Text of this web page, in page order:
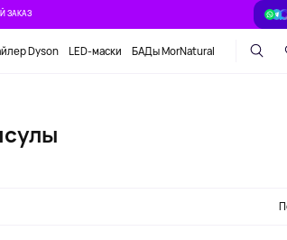
ЗАКАЗ
Dyson LED-маски БАДы MorNatural